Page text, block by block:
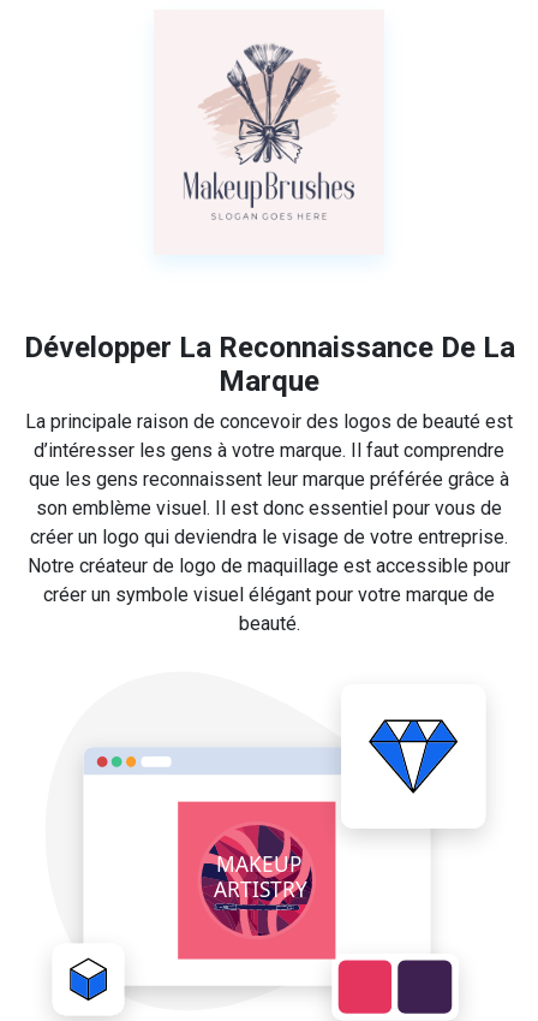
Développer La Reconnaissance De La
Marque
La principale raison de concevoir des logos de beauté est
d’intéresser les gens à votre marque. Il faut comprendre
que les gens reconnaissent leur marque préférée grâce à
son emblème visuel. Il est donc essentiel pour vous de
créer un logo qui deviendra le visage de votre entreprise.
Notre créateur de logo de maquillage est accessible pour
créer un symbole visuel élégant pour votre marque de
beauté.